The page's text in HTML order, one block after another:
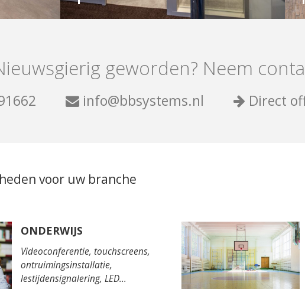
geworden? Neem
info@bbsystems.nl Direct
voor uw branche
ONDERWIJS
Videoconferentie, touchscreens,
ontruimingsinstallatie,
lestijdensignalering, LED...